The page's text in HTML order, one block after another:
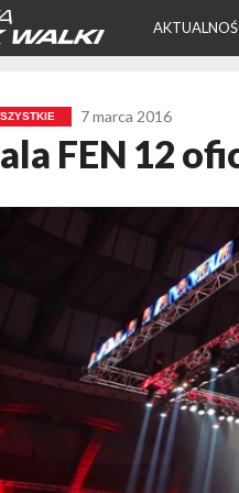
7 marca 2016
FEN 12